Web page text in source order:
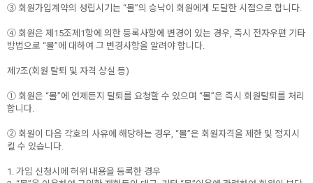
③ 회원가입계약의 성립시기는 “몰”의 승낙이 회원에게 도달한 시점으로 합니다.
④ 회원은 제15조제1항에 의한 등록사항에 변경이 있는 경우, 즉시 전자우편 기타
방법으로 “몰”에 대하여 그 변경사항을 알려야 합니다.
제7조(회원 탈퇴 및 자격 상실 등)
① 회원은 “몰”에 언제든지 탈퇴를 요청할 수 있으며 “몰”은 즉시 회원탈퇴를 처리
합니다.
② 회원이 다음 각호의 사유에 해당하는 경우, “몰”은 회원자격을 제한 및 정지시
킬 수 있습니다.
1. 가입 신청시에 허위 내용을 등록한 경우